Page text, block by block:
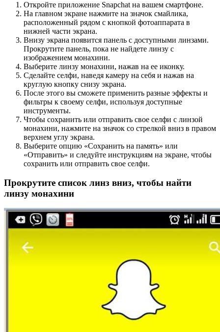
Откройте приложение Snapchat на вашем смартфоне.
На главном экране нажмите на значок смайлика,
расположенный рядом с кнопкой фотоаппарата в
нижней части экрана.
Внизу экрана появится панель с доступными линзами.
Прокрутите панель, пока не найдете линзу с
изображением монахини.
Выберите линзу монахини, нажав на ее иконку.
Сделайте селфи, наведя камеру на себя и нажав на
круглую кнопку снизу экрана.
После этого вы сможете применить разные эффекты и
фильтры к своему селфи, используя доступные
инструменты.
Чтобы сохранить или отправить свое селфи с линзой
монахини, нажмите на значок со стрелкой вниз в правом
верхнем углу экрана.
Выберите опцию «Сохранить на память» или
«Отправить» и следуйте инструкциям на экране, чтобы
сохранить или отправить свое селфи.
Прокрутите список линз вниз, чтобы найти
линзу монахини